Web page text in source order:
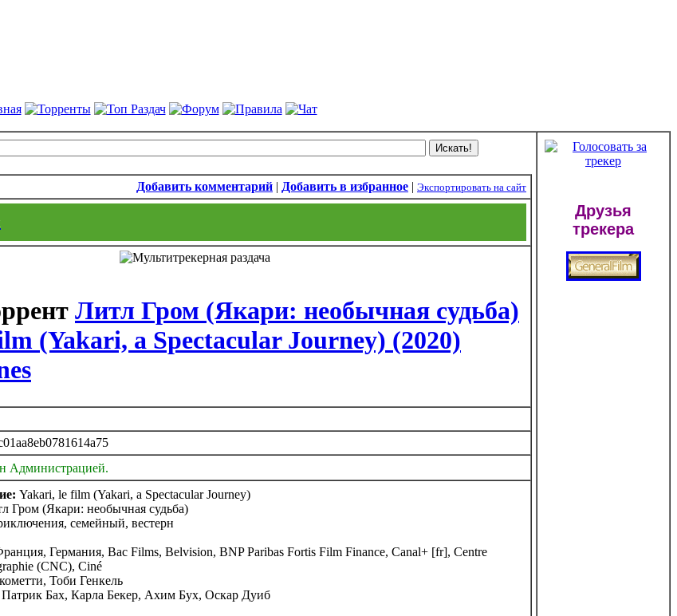
Добавить комментарий | Добавить в избранное | Экспортировать на сайт
Литл Гром (Якари: необычная судьба)
(Yakari, a Spectacular Journey) (2020)
Администрацией.
Yakari, le film (Yakari, a Spectacular Journey)
Гром (Якари: необычная судьба)
семейный, вестерн
Германия, Bac Films, Belvision, BNP Paribas Fortis Film Finance, Canal+ [fr], Centre
(CNC), Ciné
Тоби Генкель
Бах, Карла Бекер, Ахим Бух, Оскар Дуиб
Друзья
трекера